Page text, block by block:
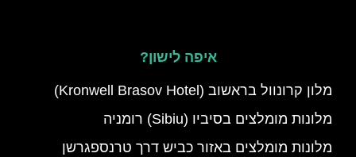
איפה לישון?
מלון קרונוול בראשוב (Kronwell Brasov Hotel)
מלונות מומלצים בסיביו (Sibiu) רומניה
מלונות מומלצים באזור כביש דרך טרנספגרשן